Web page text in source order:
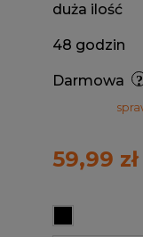
duża ilość
48 godzin
Darmowa
59,99 zł